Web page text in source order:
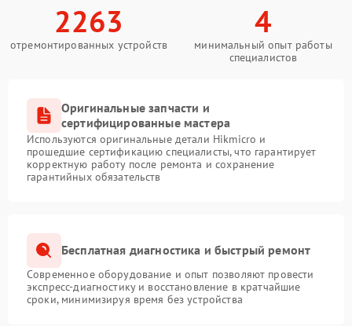
2263
отремонтированных устройств
4
минимальный опыт работы
специалистов
Оригинальные запчасти и
сертифицированные мастера
Используются оригинальные детали Hikmicro и
прошедшие сертификацию специалисты, что гарантирует
корректную работу после ремонта и сохранение
гарантийных обязательств
Бесплатная диагностика и быстрый ремонт
Современное оборудование и опыт позволяют провести
экспресс-диагностику и восстановление в кратчайшие
сроки, минимизируя время без устройства